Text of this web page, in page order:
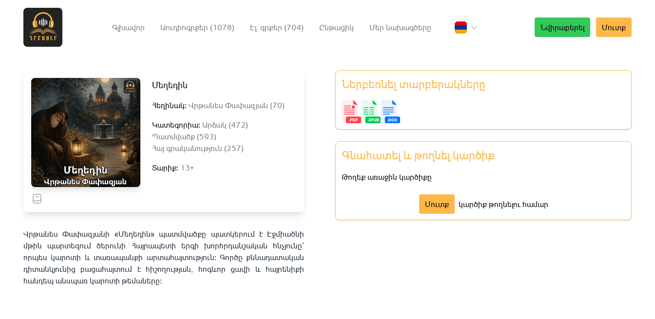
Նվիրաբերել Մուտք
Գլխավոր Աուդիոգրքեր (1078) Էլ. գրքեր (704) Ընթացիկ Մեր նախագծերը
Մեղեդին
Հեղինակ: Վրթանես Փափազյան (70)
Կատեգորիա: Արձակ (472)
Պատմվածք (593)
Հայ գրականություն (257)
Տարիք: 13+
Վրթանես Փափազյանի «Մեղեդին» պատմվածքը պատկերում է Էջմիածնի
մթին պարտեզում ծերունի Հայրապետի երգի խորհրդանշական հնչյունը՝
որպես կարոտի և տառապանքի արտահայտություն։ Գործը քննադատական
դիտանկյունից բացահայտում է հիշողության, հոգևոր ցավի և հայրենիքի
հանդեպ անսպառ կարոտի թեմաները։
Ներբեռնել տարբերակները
Գնահատել և թողնել կարծիք
Թողեք առաջին կարծիքը
Մուտք կարծիք թողնելու համար